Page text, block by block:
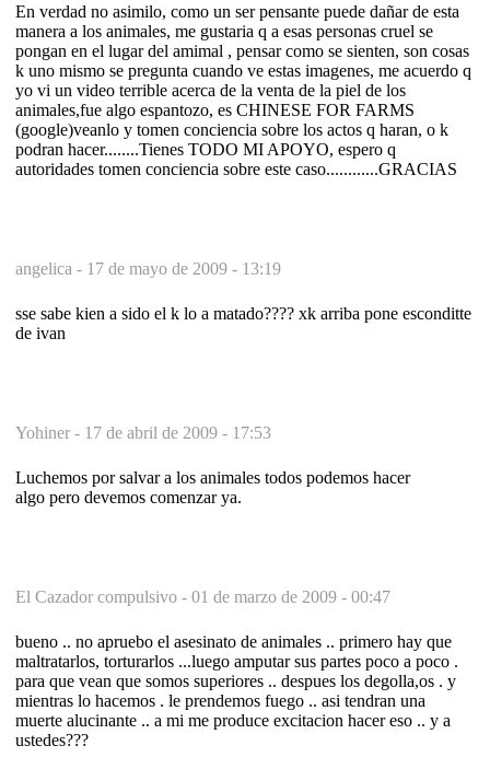
En verdad no asimilo, como un ser pensante puede dañar de esta
manera a los animales, me gustaria q a esas personas cruel se
pongan en el lugar del amimal , pensar como se sienten, son cosas
k uno mismo se pregunta cuando ve estas imagenes, me acuerdo q
yo vi un video terrible acerca de la venta de la piel de los
animales,fue algo espantozo, es CHINESE FOR FARMS
(google)veanlo y tomen conciencia sobre los actos q haran, o k
podran hacer........Tienes TODO MI APOYO, espero q
autoridades tomen conciencia sobre este caso............GRACIAS
angelica - 17 de mayo de 2009 - 13:19
sse sabe kien a sido el k lo a matado???? xk arriba pone esconditte
de ivan
Yohiner - 17 de abril de 2009 - 17:53
Luchemos por salvar a los animales todos podemos hacer
algo pero devemos comenzar ya.
El Cazador compulsivo - 01 de marzo de 2009 - 00:47
bueno .. no apruebo el asesinato de animales .. primero hay que
maltratarlos, torturarlos ...luego amputar sus partes poco a poco .
para que vean que somos superiores .. despues los degolla,os . y
mientras lo hacemos . le prendemos fuego .. asi tendran una
muerte alucinante .. a mi me produce excitacion hacer eso .. y a
ustedes???